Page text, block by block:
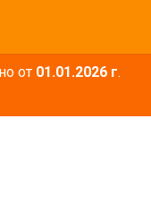
от 01.01.2026 г.